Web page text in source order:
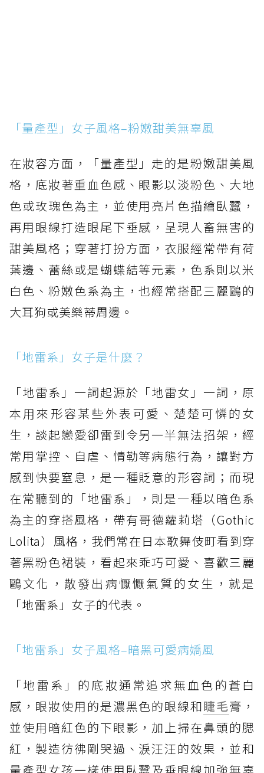
「量產型」女子風格–粉嫩甜美無辜風
在妝容方面，「量產型」走的是粉嫩甜美風
格，底妝著重血色感、眼影以淡粉色、大地
色或玫瑰色為主，並使用亮片色描繪臥蠶，
再用眼線打造眼尾下垂感，呈現人畜無害的
甜美風格；穿著打扮方面，衣服經常帶有荷
葉邊、蕾絲或是蝴蝶結等元素，色系則以米
白色、粉嫩色系為主，也經常搭配三麗鷗的
大耳狗或美樂蒂周邊。
「地雷系」女子是什麼？
「地雷系」一詞起源於「地雷女」一詞，原
本用來形容某些外表可愛、楚楚可憐的女
生，談起戀愛卻雷到令另一半無法招架，經
常用掌控、自虐、情勒等病態行為，讓對方
感到快要窒息，是一種貶意的形容詞；而現
在常聽到的「地雷系」，則是一種以暗色系
為主的穿搭風格，帶有哥德蘿莉塔（Gothic
Lolita）風格，我們常在日本歌舞伎町看到穿
著黑粉色裙裝，看起來乖巧可愛、喜歡三麗
鷗文化，散發出病懨懨氣質的女生，就是
「地雷系」女子的代表。
「地雷系」女子風格–暗黑可愛病嬌風
「地雷系」的底妝通常追求無血色的蒼白
感，眼妝使用的是濃黑色的眼線和睫毛膏，
並使用暗紅色的下眼影，加上掃在鼻頭的腮
紅，製造彷彿剛哭過、淚汪汪的效果，並和